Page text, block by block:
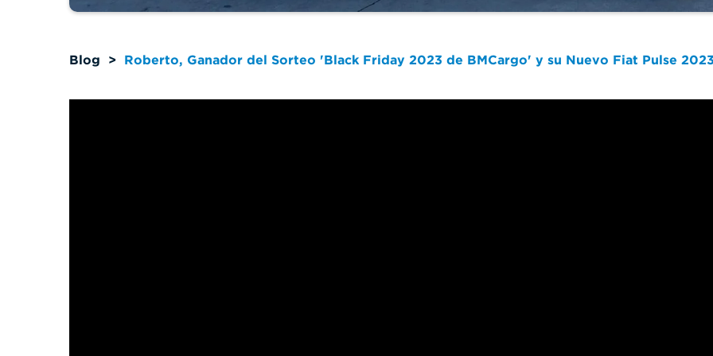
Blog > Roberto, Ganador del Sorteo 'Black Friday 2023 de BMCargo' y su Nuevo Fiat Pulse